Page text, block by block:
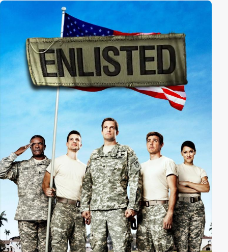
nur mäßig erfolgreich funktioniert. Als Kim schließlich
auf den attraktiven Nicolas trifft und sich von ihm
angezogen fühlt, beschließt sie, ihm die Existenz des
Kindes zu verschweigen. Doch auch das bringt
unangenehme Konsequenzen und neue Probleme.